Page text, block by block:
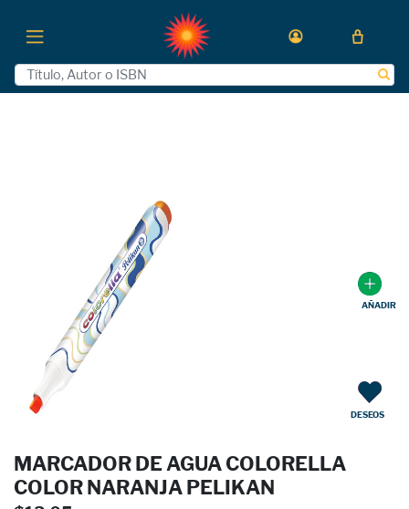
MARCADOR DE AGUA COLORELLA
COLOR NARANJA PELIKAN
AÑADIR
DESEOS